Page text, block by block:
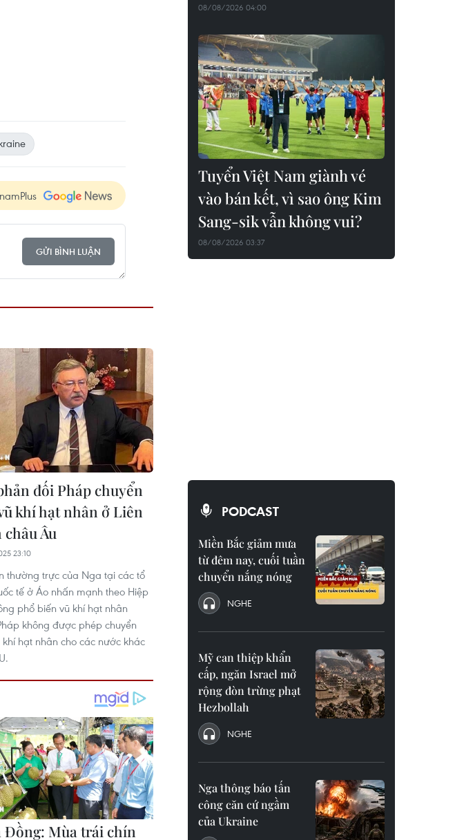
GỬI BÌNH LUẬN
đối Pháp chuyển
khí hạt nhân ở Liên
Âu
23:10
thường trực của Nga tại các tổ
tế ở Áo nhấn mạnh theo Hiệp
phổ biến vũ khí hạt nhân
không được phép chuyển
hạt nhân cho các nước khác
08/08/2026 04:00
Tuyển Việt Nam giành vé
vào bán kết, vì sao ông Kim
Sang-sik vẫn không vui?
08/08/2026 03:37
PODCAST
Miền Bắc giảm mưa
từ đêm nay, cuối tuần
chuyển nắng nóng
NGHE
Mỹ can thiệp khẩn
cấp, ngăn Israel mở
rộng đòn trừng phạt
Hezbollah
NGHE
Nga thông báo tấn
công căn cứ ngầm
của Ukraine